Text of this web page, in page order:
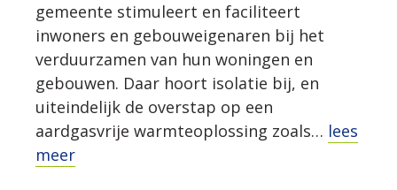
gemeente stimuleert en faciliteert
inwoners en gebouweigenaren bij het
verduurzamen van hun woningen en
gebouwen. Daar hoort isolatie bij, en
uiteindelijk de overstap op een
aardgasvrije warmteoplossing zoals… lees
meer